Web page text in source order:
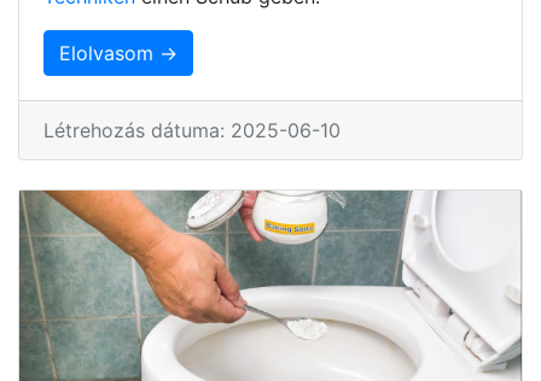
Elolvasom →
Létrehozás dátuma: 2025-06-10